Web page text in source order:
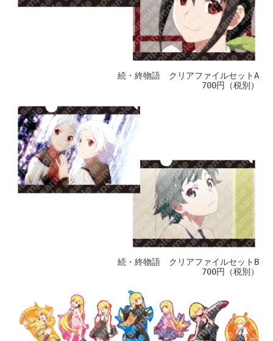
続・終物語 クリアファイルセットA
700円（税別）
続・終物語 クリアファイルセットB
700円（税別）